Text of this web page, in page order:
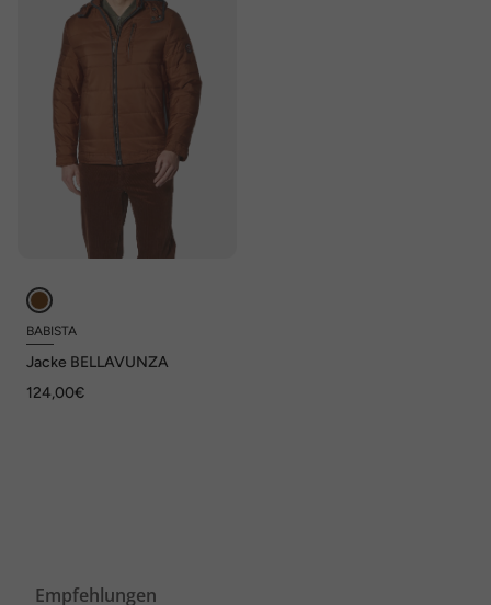
BABISTA
Jacke BELLAVUNZA
124,00€
Empfehlungen